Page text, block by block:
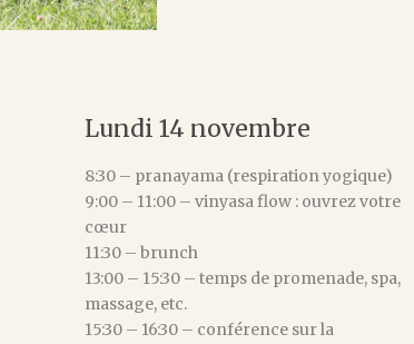
Lundi 14 novembre
8:30 – pranayama (respiration yogique)
9:00 – 11:00 – vinyasa flow : ouvrez votre
cœur
11:30 – brunch
13:00 – 15:30 – temps de promenade, spa,
massage, etc.
15:30 – 16:30 – conférence sur la